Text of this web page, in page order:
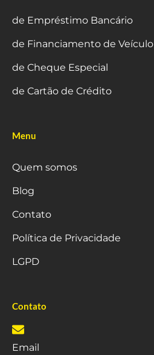
de Empréstimo Bancário
de Financiamento de Veículo
de Cheque Especial
de Cartão de Crédito
Menu
Quem somos
Blog
Contato
Política de Privacidade
LGPD
Contato
Email